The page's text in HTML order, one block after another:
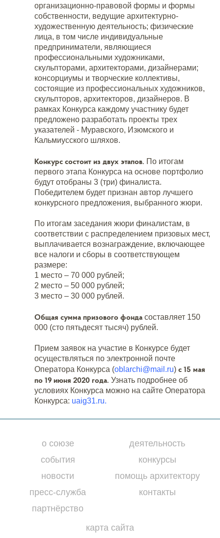
организационно-правовой формы и формы
собственности, ведущие архитектурно-
художественную деятельность; физические
лица, в том числе индивидуальные
предприниматели, являющиеся
профессиональными художниками,
скульпторами, архитекторами, дизайнерами;
консорциумы и творческие коллективы,
состоящие из профессиональных художников,
скульпторов, архитекторов, дизайнеров. В
рамках Конкурса каждому участнику будет
предложено разработать проекты трех
указателей - Муравского, Изюмского и
Кальмиусского шляхов.
Конкурс состоит из двух этапов. По итогам
первого этапа Конкурса на основе портфолио
будут отобраны 3 (три) финалиста.
Победителем будет признан автор лучшего
конкурсного предложения, выбранного жюри.
По итогам заседания жюри финалистам, в
соответствии с распределением призовых мест,
выплачивается вознаграждение, включающее
все налоги и сборы в соответствующем
размере:
1 место – 70 000 рублей;
2 место – 50 000 рублей;
3 место – 30 000 рублей.
Общая сумма призового фонда составляет 150
000 (сто пятьдесят тысяч) рублей.
Прием заявок на участие в Конкурсе будет
осуществляться по электронной почте
Оператора Конкурса (oblarchi@mail.ru) с 15 мая
по 19 июня 2020 года. Узнать подробнее об
условиях Конкурса можно на сайте Оператора
Конкурса: uaig31.ru.
о союзе
события
новости
пресс-служба
партнёрство
деятельность
конкурсы
помощь архитектору
контакты
карта сайта